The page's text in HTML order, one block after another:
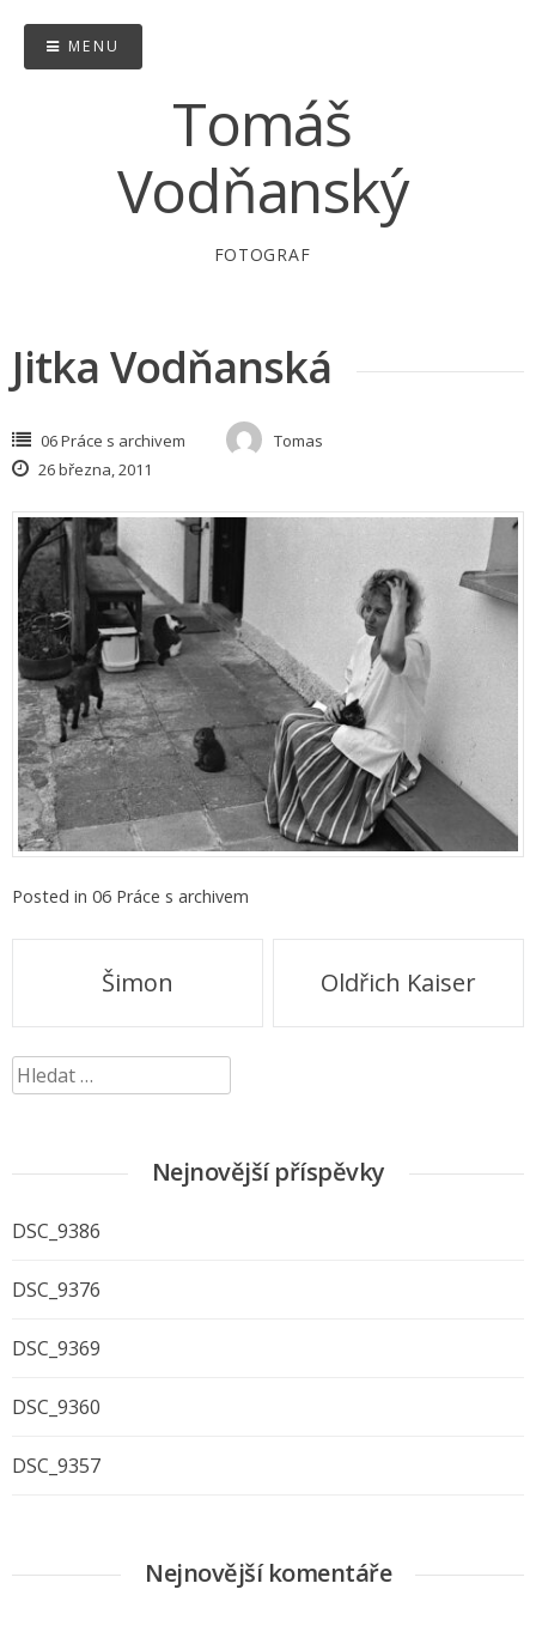
content
Tomáš
Vodňanský
FOTOGRAF
MENU
Jitka Vodňanská
06 Práce s archivem
Tomas
26 března, 2011
Posted in 06 Práce s archivem
Navigace
pro
příspěvek
Šimon Oldřich Kaiser
Vyhledávání
Nejnovější příspěvky
DSC_9386
DSC_9376
DSC_9369
DSC_9360
DSC_9357
Nejnovější komentáře